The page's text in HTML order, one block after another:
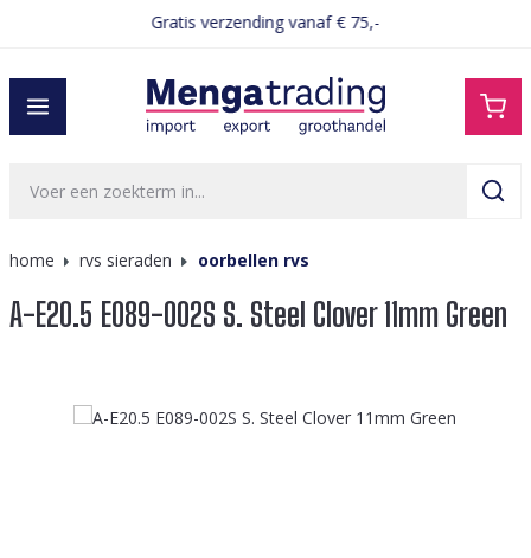
Gratis verzending vanaf € 75,-
home rvs sieraden oorbellen rvs
A-E20.5 E089-002S S. Steel Clover 11mm Green
Afbeeldingengalerij overslaan